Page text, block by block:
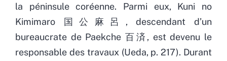
la péninsule coréenne. Parmi eux, Kuni no
Kimimaro 国公麻呂, descendant d’un
bureaucrate de Paekche 百済, est devenu le
responsable des travaux (Ueda, p. 217). Durant